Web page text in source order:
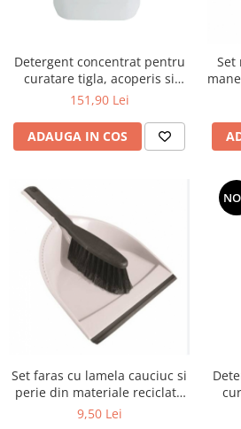
Detergent concentrat pentru
curatare tigla, acoperis si
terase, 5 L
151,90 Lei
ADAUGA IN COS
Set
Set faras cu lamela cauciuc si
perie din materiale reciclate
100%, Eco Natural
9,50 Lei